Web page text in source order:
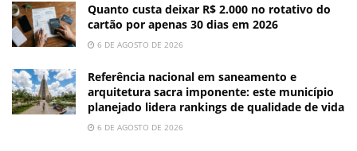
Quanto custa deixar R$ 2.000 no rotativo do
cartão por apenas 30 dias em 2026
6 DE AGOSTO DE 2026
Referência nacional em saneamento e
arquitetura sacra imponente: este município
planejado lidera rankings de qualidade de vida
6 DE AGOSTO DE 2026